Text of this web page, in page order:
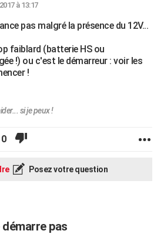
à 13:17
pas malgré la présence du 12V...
faiblard (batterie HS ou
!) ou c'est le démarreur : voir les
!
si je peux !
0
Posez votre question
pas